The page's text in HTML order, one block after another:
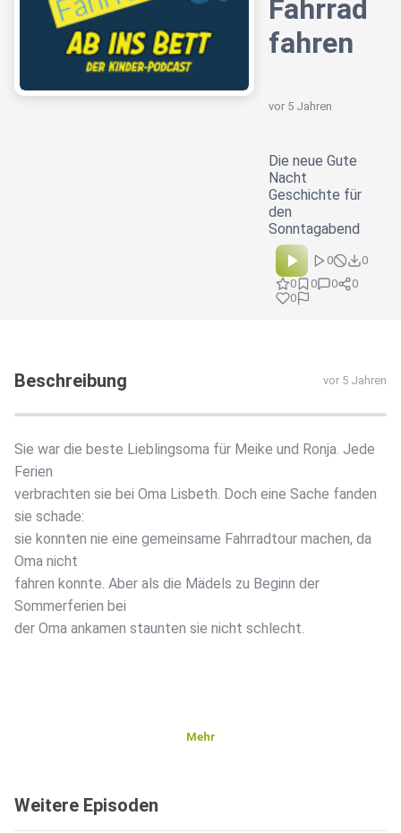
Fahrrad
fahren
vor 5 Jahren
Die neue Gute
Nacht
Geschichte für
den
Sonntagabend
0
0
0
0 0
0
0
Beschreibung vor 5 Jahren
Sie war die beste Lieblingsoma für Meike und Ronja. Jede
Ferien
verbrachten sie bei Oma Lisbeth. Doch eine Sache fanden
sie schade:
sie konnten nie eine gemeinsame Fahrradtour machen, da
Oma nicht
fahren konnte. Aber als die Mädels zu Beginn der
Sommerferien bei
der Oma ankamen staunten sie nicht schlecht.
Mehr
Weitere Episoden